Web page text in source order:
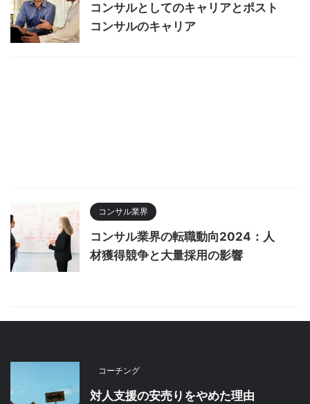
コンサルとしてのキャリアとポスト
コンサルのキャリア
コンサル業界
コンサル業界の転職動向2024：人
材獲得競争と大量採用の影響
コーチング
対人支援の安売りをやめた理由